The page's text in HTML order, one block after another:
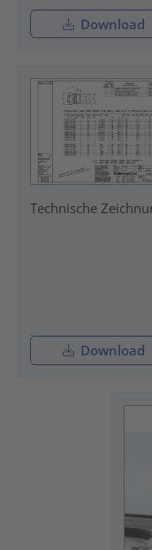
Download
Technische
Download